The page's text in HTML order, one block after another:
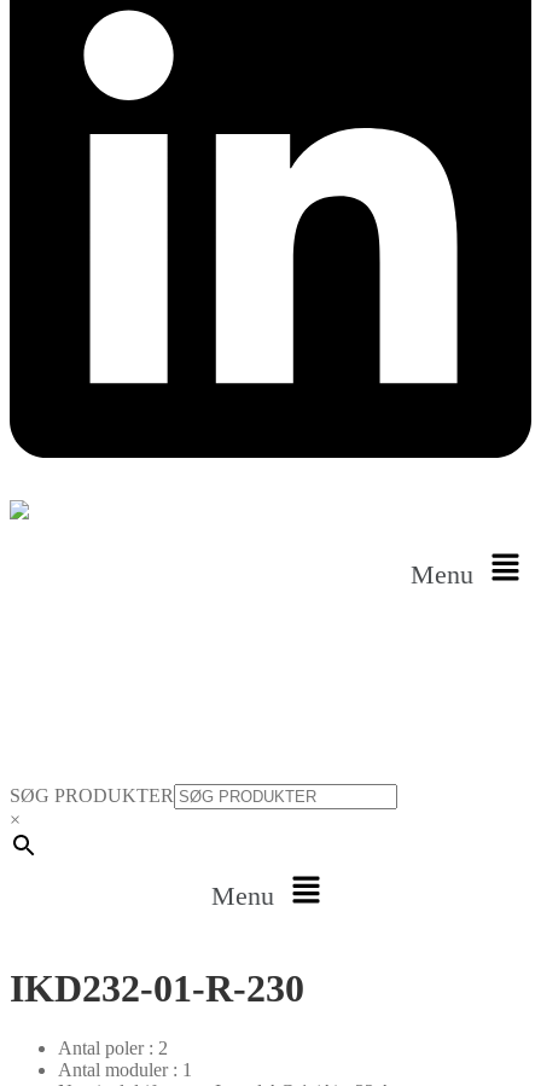
Menu
SØG PRODUKTER
×
Menu
IKD232-01-R-230
Antal poler : 2
Antal moduler : 1